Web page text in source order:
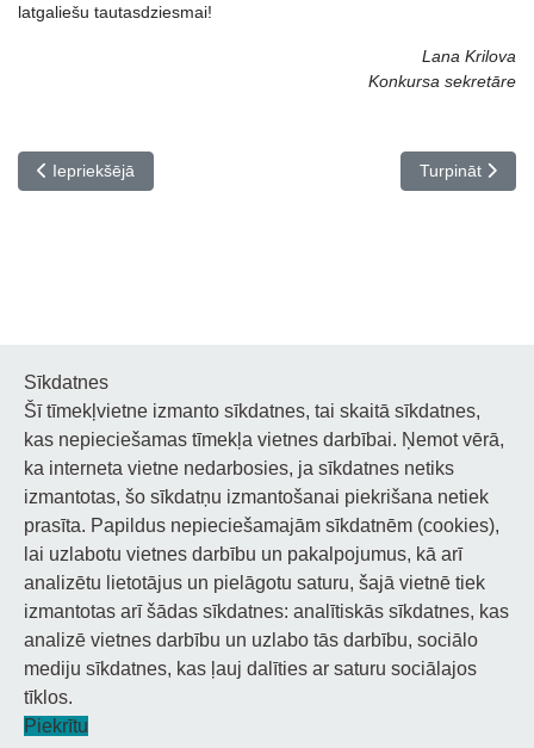
latgaliešu tautasdziesmai!
Lana Krilova
Konkursa sekretāre
Iepriekšējais raksts: Koncerts “Bulajevs, Taņičevs, Trocjuks”
Iepriekšējā Nākamais
Turpināt
Noderīgi
Privātuma politika
Sīkdatņu privātuma politika
Piekļūstamība
© 2026 Staņislava Broka Daugavpils Mūzikas vidusskola.
Sīkdatnes
Šī tīmekļvietne izmanto sīkdatnes, tai skaitā sīkdatnes,
kas nepieciešamas tīmekļa vietnes darbībai. Ņemot vērā,
ka interneta vietne nedarbosies, ja sīkdatnes netiks
izmantotas, šo sīkdatņu izmantošanai piekrišana netiek
prasīta. Papildus nepieciešamajām sīkdatnēm (cookies),
lai uzlabotu vietnes darbību un pakalpojumus, kā arī
analizētu lietotājus un pielāgotu saturu, šajā vietnē tiek
izmantotas arī šādas sīkdatnes: analītiskās sīkdatnes, kas
analizē vietnes darbību un uzlabo tās darbību, sociālo
mediju sīkdatnes, kas ļauj dalīties ar saturu sociālajos
tīklos.
Piekrītu